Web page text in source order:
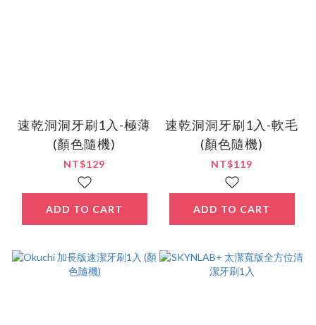
速乾洞洞牙刷1入-極薄
(顏色隨機)
NT$129
ADD TO CART
速乾洞洞牙刷1入-軟毛
(顏色隨機)
NT$119
ADD TO CART